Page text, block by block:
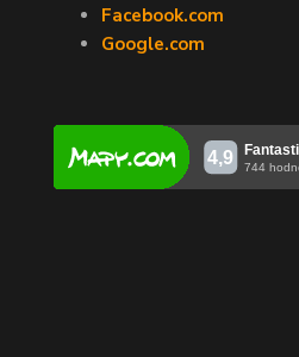
Facebook.com
Google.com